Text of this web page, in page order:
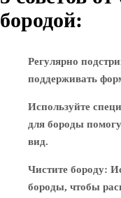
бородой:
Регулярно
поддерживать
Используйте
для бороды
вид.
Чистите бороду:
бороды, чтобы